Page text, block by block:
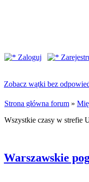
Zaloguj
Zobacz wątki bez
Strona główna forum »
Wszystkie czasy w strefie
Warszawskie